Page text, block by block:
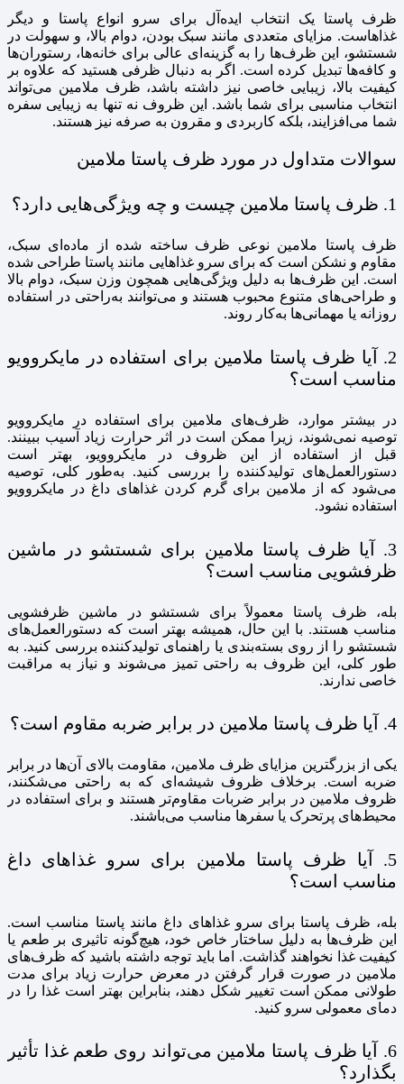
ظرف پاستا یک انتخاب ایده‌آل برای سرو انواع پاستا و دیگر
غذاهاست. مزایای متعددی مانند سبک بودن، دوام بالا، و سهولت در
شستشو، این ظرف‌ها را به گزینه‌ای عالی برای خانه‌ها، رستوران‌ها
و کافه‌ها تبدیل کرده است. اگر به دنبال ظرفی هستید که علاوه بر
کیفیت بالا، زیبایی خاصی نیز داشته باشد، ظرف ملامین می‌تواند
انتخاب مناسبی برای شما باشد. این ظروف نه تنها به زیبایی سفره
شما می‌افزایند، بلکه کاربردی و مقرون به صرفه نیز هستند.
سوالات متداول در مورد ظرف پاستا ملامین
1. ظرف پاستا ملامین چیست و چه ویژگی‌هایی دارد؟
ظرف پاستا ملامین نوعی ظرف ساخته شده از ماده‌ای سبک،
مقاوم و نشکن است که برای سرو غذاهایی مانند پاستا طراحی شده
است. این ظرف‌ها به دلیل ویژگی‌هایی همچون وزن سبک، دوام بالا
و طراحی‌های متنوع محبوب هستند و می‌توانند به‌راحتی در استفاده
روزانه یا مهمانی‌ها به‌کار روند.
2. آیا ظرف پاستا ملامین برای استفاده در مایکروویو
مناسب است؟
در بیشتر موارد، ظرف‌های ملامین برای استفاده در مایکروویو
توصیه نمی‌شوند، زیرا ممکن است در اثر حرارت زیاد آسیب ببینند.
قبل از استفاده از این ظروف در مایکروویو، بهتر است
دستورالعمل‌های تولیدکننده را بررسی کنید. به‌طور کلی، توصیه
می‌شود که از ملامین برای گرم کردن غذاهای داغ در مایکروویو
استفاده نشود.
3. آیا ظرف پاستا ملامین برای شستشو در ماشین
ظرفشویی مناسب است؟
بله، ظرف پاستا معمولاً برای شستشو در ماشین ظرفشویی
مناسب هستند. با این حال، همیشه بهتر است که دستورالعمل‌های
شستشو را از روی بسته‌بندی یا راهنمای تولیدکننده بررسی کنید. به
طور کلی، این ظروف به راحتی تمیز می‌شوند و نیاز به مراقبت
خاصی ندارند.
4. آیا ظرف پاستا ملامین در برابر ضربه مقاوم است؟
یکی از بزرگترین مزایای ظرف ملامین، مقاومت بالای آن‌ها در برابر
ضربه است. برخلاف ظروف شیشه‌ای که به راحتی می‌شکنند،
ظروف ملامین در برابر ضربات مقاوم‌تر هستند و برای استفاده در
محیط‌های پرتحرک یا سفرها مناسب می‌باشند.
5. آیا ظرف پاستا ملامین برای سرو غذاهای داغ
مناسب است؟
بله، ظرف پاستا برای سرو غذاهای داغ مانند پاستا مناسب است.
این ظرف‌ها به دلیل ساختار خاص خود، هیچ‌گونه تاثیری بر طعم یا
کیفیت غذا نخواهند گذاشت. اما باید توجه داشته باشید که ظرف‌های
ملامین در صورت قرار گرفتن در معرض حرارت زیاد برای مدت
طولانی ممکن است تغییر شکل دهند، بنابراین بهتر است غذا را در
دمای معمولی سرو کنید.
6. آیا ظرف پاستا ملامین می‌تواند روی طعم غذا تأثیر
بگذارد؟